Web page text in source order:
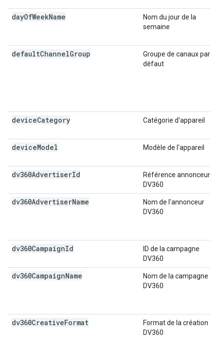
dayOfWeekName
Nom du jour de la
semaine
defaultChannelGroup
Groupe de canaux par
défaut
deviceCategory Catégorie d'appareil
deviceModel Modèle de l'appareil
dv360AdvertiserId
Référence annonceur
DV360
dv360AdvertiserName
Nom de l'annonceur
DV360
dv360CampaignId
ID de la campagne
DV360
dv360CampaignName
Nom de la campagne
DV360
dv360CreativeFormat
Format de la création
DV360